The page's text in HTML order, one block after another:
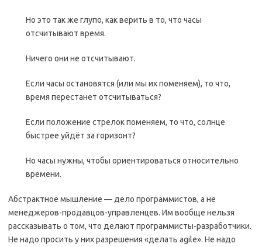
Но это так же глупо, как верить в то, что часы
отсчитывают время.
Ничего они не отсчитывают.
Если часы остановятся (или мы их поменяем), то что,
время перестанет отсчитываться?
Если положение стрелок поменяем, то что, солнце
быстрее уйдёт за горизонт?
Но часы нужны, чтобы ориентироваться относительно
времени.
Абстрактное мышление — дело программистов, а не
менеджеров-продавцов-управленцев. Им вообще нельзя
рассказывать о том, что делают программисты-разработчики.
Не надо просить у них разрешения «делать agile». Не надо